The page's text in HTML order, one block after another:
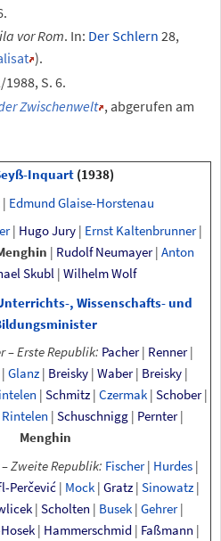
vor Rom. In: Der Schlern 28,
).
S. 6.
Zwischenwelt , abgerufen am
Inquart(1938)
| Edmund Glaise-Horstenau
| Hugo Jury | Ernst Kaltenbrunner |
| Rudolf Neumayer | Anton
Skubl | Wilhelm Wolf
, Wissenschafts- und
Erste Republik: Pacher | Renner |
| Glanz | Breisky | Waber | Breisky |
| Schmitz | Czermak | Schober |
Rintelen | Schuschnigg | Pernter |
Menghin
Zweite Republik: Fischer | Hurdes |
Perčević | Mock | Gratz | Sinowatz |
| Scholten | Busek | Gehrer |
| Hammerschmid | Faßmann |